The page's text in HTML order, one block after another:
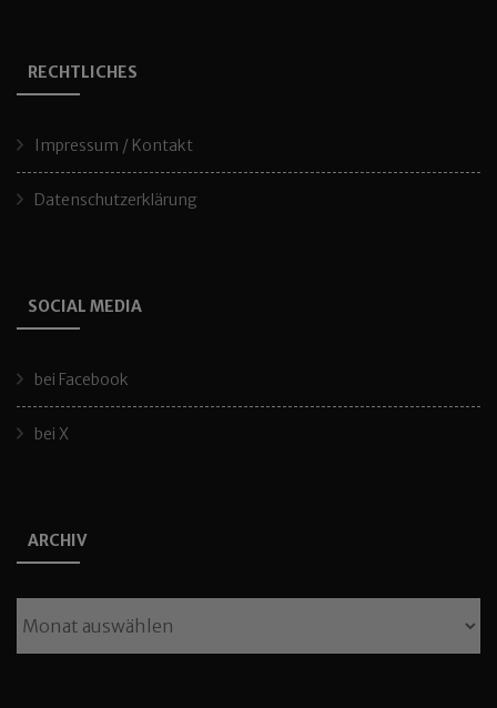
RECHTLICHES
Impressum / Kontakt
Datenschutzerklärung
SOCIAL MEDIA
bei Facebook
bei X
ARCHIV